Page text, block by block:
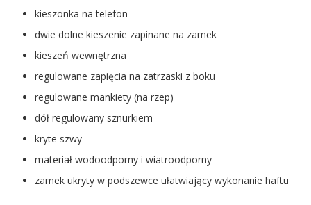
kieszonka na telefon
dwie dolne kieszenie zapinane na zamek
kieszeń wewnętrzna
regulowane zapięcia na zatrzaski z boku
regulowane mankiety (na rzep)
dół regulowany sznurkiem
kryte szwy
materiał wodoodporny i wiatroodporny
zamek ukryty w podszewce ułatwiający wykonanie haftu